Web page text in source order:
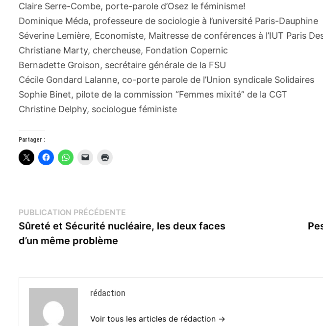
Claire Serre-Combe, porte-parole d’Osez le féminisme!
Dominique Méda, professeure de sociologie à l’université Paris-Dauphine
Séverine Lemière, Economiste, Maitresse de conférences à l’IUT Paris
Christiane Marty, chercheuse, Fondation Copernic
Bernadette Groison, secrétaire générale de la FSU
Cécile Gondard Lalanne, co-porte parole de l’Union syndicale Solidaires
Sophie Binet, pilote de la commission “Femmes mixité” de la CGT
Christine Delphy, sociologue féministe
Partager :
Navigation
de
PUBLICATION PRÉCÉDENTE
précédente :
Sûreté et Sécurité nucléaire, les deux faces
d’un même problème
rédaction
Voir tous les articles de rédaction →